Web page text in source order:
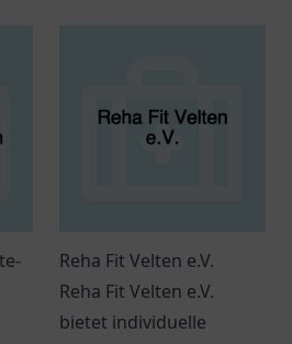
Reha Fit Velten e.V.
Reha Fit Velten e.V.
bietet individuelle